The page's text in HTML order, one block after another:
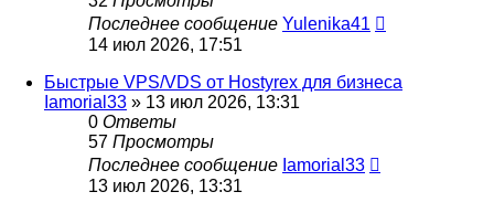
Последнее сообщение Yulenika41
14 июл 2026, 17:51
Быстрые VPS/VDS от Hostyrex для бизнеса
Iamorial33 » 13 июл 2026, 13:31
0 Ответы
57 Просмотры
Последнее сообщение Iamorial33
13 июл 2026, 13:31